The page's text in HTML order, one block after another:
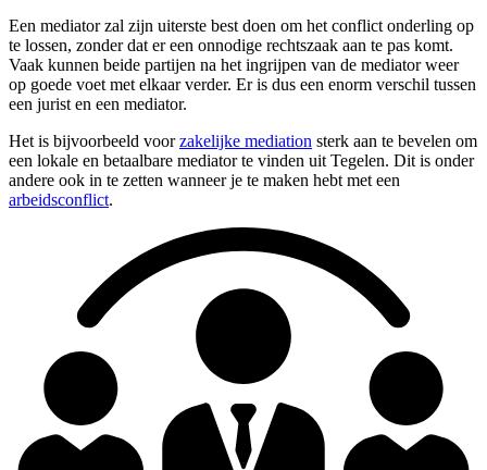
Een mediator zal zijn uiterste best doen om het conflict onderling op
te lossen, zonder dat er een onnodige rechtszaak aan te pas komt.
Vaak kunnen beide partijen na het ingrijpen van de mediator weer
op goede voet met elkaar verder. Er is dus een enorm verschil tussen
een jurist en een mediator.
Het is bijvoorbeeld voorzakelijke mediation sterk aan te bevelen om
een lokale en betaalbare mediator te vinden uit Tegelen. Dit is onder
andere ook in te zetten wanneer je te maken hebt met een
arbeidsconflict.